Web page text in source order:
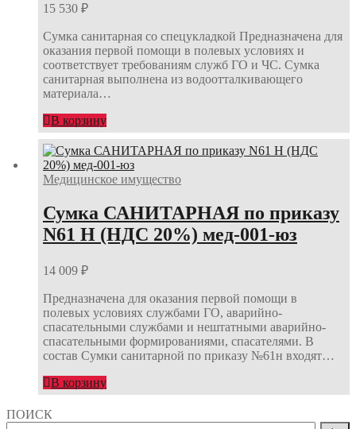
15 530 ₽
Сумка санитарная со спецукладкой Предназначена для
оказания первой помощи в полевых условиях и
соответствует требованиям служб ГО и ЧС. Сумка
санитарная выполнена из водоотталкивающего
материала…
В корзину
Медицинское имущество
Сумка САНИТАРНАЯ по приказу
N61 Н (НДС 20%) мед-001-юз
14 009 ₽
Предназначена для оказания первой помощи в
полевых условиях службами ГО, аварийно-
спасательными службами и нештатными аварийно-
спасательными формированиями, спасателями. В
состав Сумки санитарной по приказу №61н входят…
В корзину
ПОИСК